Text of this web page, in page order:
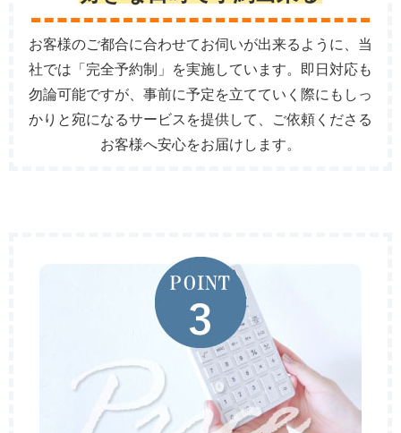
お客様のご都合に合わせてお伺いが出来るように、当
社では「完全予約制」を実施しています。即日対応も
勿論可能ですが、事前に予定を立てていく際にもしっ
かりと宛になるサービスを提供して、ご依頼くださる
お客様へ安心をお届けします。